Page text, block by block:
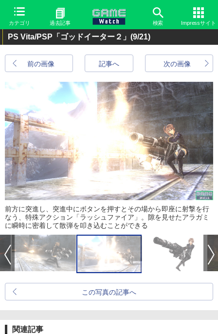
カテゴリ 過去記事 検索 Impressサイト
PS Vita/PSP「ゴッドイーター２」 (9/21)
前の画像 次の画像
記事へ
前方に突進し、突進中にボタンを押すとその場から即座に射撃を行
なう、特殊アクション「ラッシュファイア」。隙を見せたアラガミ
に瞬時に密着して散弾を叩き込むことができる
この写真の記事へ
関連記事